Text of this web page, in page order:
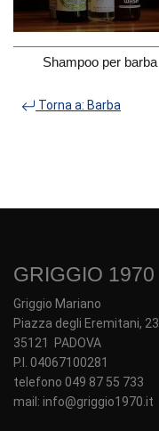
Shampoo per barba
Torna a: Barba
GRIGGIO 1970
Griggio Mariano
Piazza degli Eremitani, 23
35121 PADOVA
P.I. 04067100281
telefono 049 87 55 733
mail: info@griggio1970.it